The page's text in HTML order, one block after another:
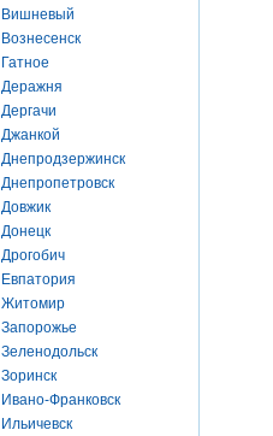
Вишневый
Вознесенск
Гатное
Деражня
Дергачи
Джанкой
Днепродзержинск
Днепропетровск
Довжик
Донецк
Дрогобич
Евпатория
Житомир
Запорожье
Зеленодольск
Зоринск
Ивано-Франковск
Ильичевск